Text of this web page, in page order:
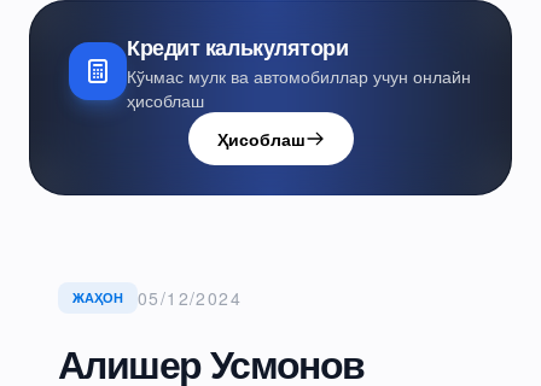
Кредит калькулятори
Кўчмас мулк ва автомобиллар учун онлайн
ҳисоблаш
Ҳисоблаш
ЖАҲОН 05/12/2024
Алишер Усмонов